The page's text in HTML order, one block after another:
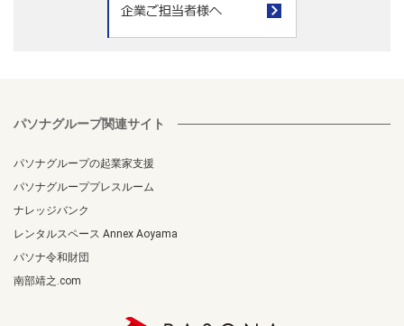
パソナグループ関連サイト
パソナグループの起業家支援
パソナグループプレスルーム
ナレッジバンク
レンタルスペース Annex Aoyama
パソナ令和財団
南部靖之.com